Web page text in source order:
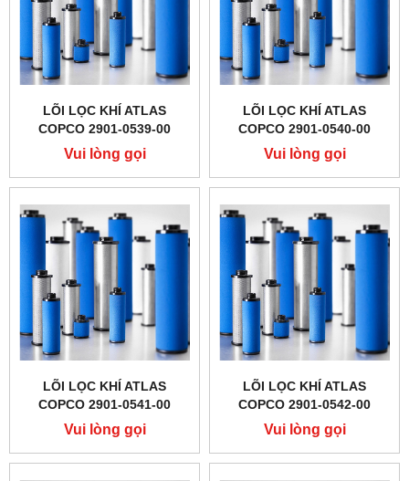
LÕI LỌC KHÍ ATLAS
COPCO 2901-0539-00
Vui lòng gọi
LÕI LỌC KHÍ ATLAS
COPCO 2901-0540-00
Vui lòng gọi
LÕI LỌC KHÍ ATLAS
COPCO 2901-0541-00
Vui lòng gọi
LÕI LỌC KHÍ ATLAS
COPCO 2901-0542-00
Vui lòng gọi